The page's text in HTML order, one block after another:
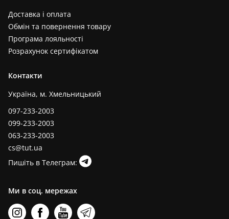
Доставка і оплата
Обмін та повернення товару
Програма лояльності
Розрахунок сертифікатом
Контакти
Україна, м. Хмельницький
097-233-2003
099-233-2003
063-233-2003
cs@tut.ua
Пишіть в Телеграм:
Ми в соц. мережах